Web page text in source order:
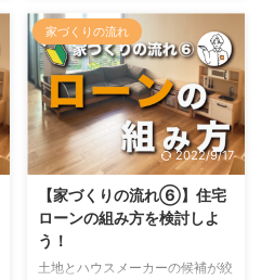
ちの工事が始まります。 夢に ...
宅最大の醍醐味は、間取りや設備
などの仕様を自分の思い通りにで
きること！ まさに、これからや
ろうとすることが、注文住宅を建
てるうえで最も楽しく、気合が入
る場面となります。 ただ、自由
にできるということは、それなり
のリスクを伴います。 自分で良
いと思ったことが実は違ってい
て、住み始めた後に後悔するのが
注文住宅あるあるだからです。
そんなことになったら、とても嫌
ですよね。 なので、このブログ
家づくりの流れ
2022/9/17
【家づくりの流れ⑥】住宅
ローンの組み方を検討しよ
う！
土地とハウスメーカーの候補が絞